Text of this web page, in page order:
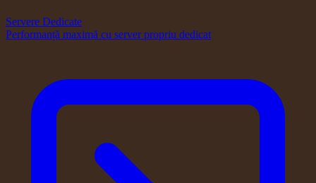
Servere Dedicate
Performanță maximă cu server propriu dedicat